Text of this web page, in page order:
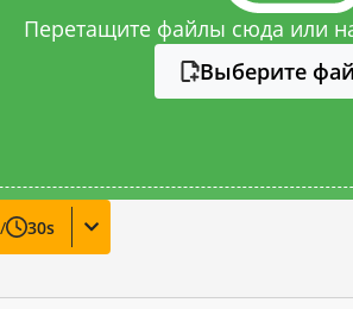
Перетащите файлы сюда или
Выберите
/ 30s